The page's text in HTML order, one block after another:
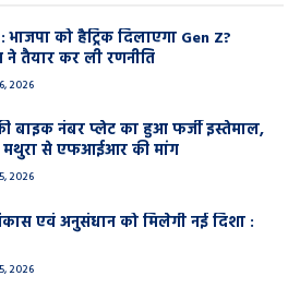
भाजपा को हैट्रिक दिलाएगा Gen Z?
ने तैयार कर ली रणनीति
2026
बाइक नंबर प्लेट का हुआ फर्जी इस्तेमाल,
से एफआईआर की मांग
2026
एवं अनुसंधान को मिलेगी नई दिशा :
2026